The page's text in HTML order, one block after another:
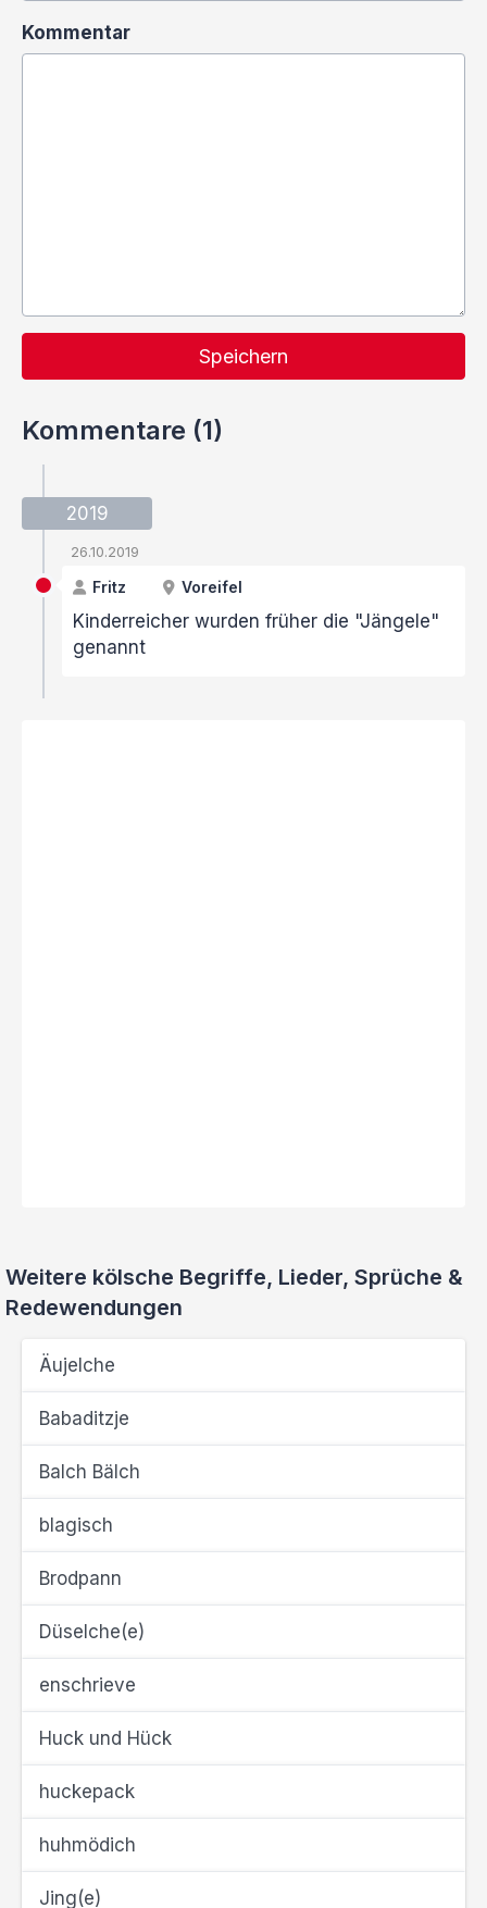
Kommentar
Speichern
Kommentare (1)
2019
26.10.2019
Fritz Voreifel
Kinderreicher wurden früher die "Jängele"
genannt
Weitere kölsche Begriffe, Lieder, Sprüche &
Redewendungen
Äujelche
Babaditzje
Balch Bälch
blagisch
Brodpann
Düselche(e)
enschrieve
Huck und Hück
huckepack
huhmödich
Jing(e)